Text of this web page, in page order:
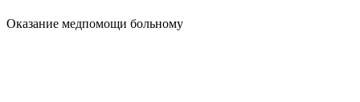
Оказание медпомощи больному